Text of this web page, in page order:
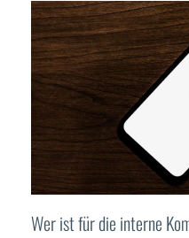
Wer ist für die interne